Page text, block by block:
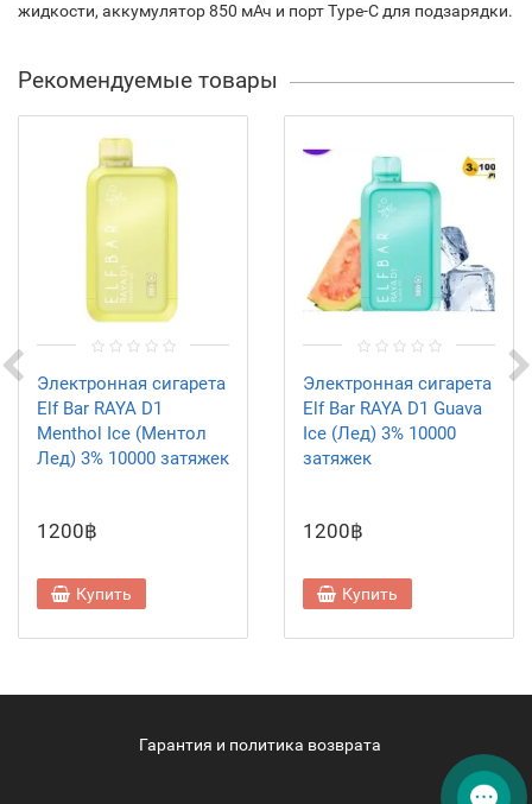
жидкости, аккумулятор 850 мАч и порт Type-C для подзарядки.
Рекомендуемые товары
Электронная сигарета
Elf Bar RAYA D1
Menthol Ice (Ментол
Лед) 3% 10000 затяжек
1200฿
Купить
Электронная сигарета
Elf Bar RAYA D1 Guava
Ice (Лед) 3% 10000
затяжек
1200฿
Купить
Гарантия и политика возврата